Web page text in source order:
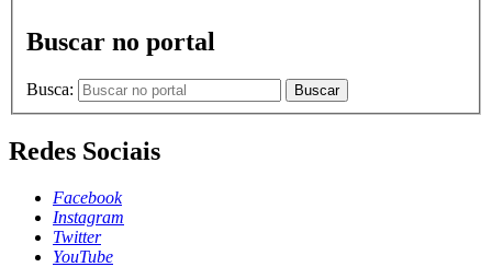
Buscar no portal
Busca: Buscar
Redes Sociais
Facebook
Instagram
Twitter
YouTube